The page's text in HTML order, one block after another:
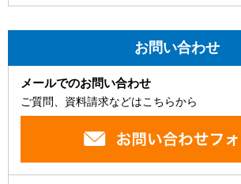
お問い合わせ
メールでのお問い合わせ
ご質問、資料請求などはこちらから